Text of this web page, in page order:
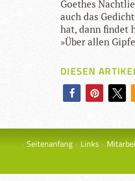
Goe­thes
auch das
hat, dann fin­det
»Über allen
DIESEN
Seitenanfang Links